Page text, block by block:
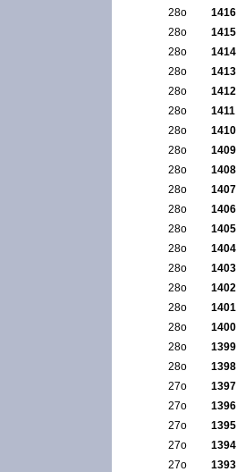
28ο
1416
28ο
1415
28ο
1414
28ο
1413
28ο
1412
28ο
1411
28ο
1410
28ο
1409
28ο
1408
28ο
1407
28ο
1406
28ο
1405
28ο
1404
28ο
1403
28ο
1402
28ο
1401
28ο
1400
28ο
1399
28ο
1398
27ο
1397
27ο
1396
27ο
1395
27ο
1394
27ο
1393